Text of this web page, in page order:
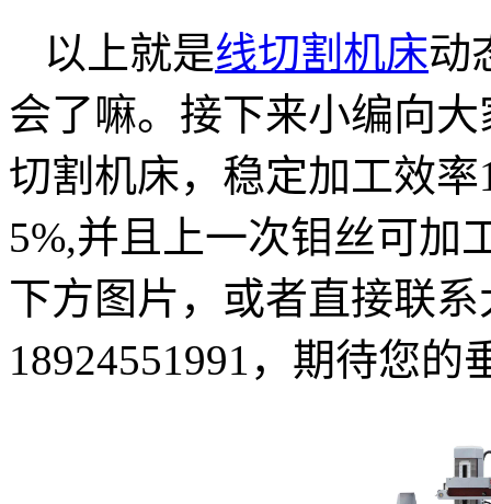
以上就是线切割机床动
会了嘛。接下来小编向
切割机床，稳定加工效
5%,并且上一次钼丝可加
下方图片，或者直接联
18924551991，期待您的